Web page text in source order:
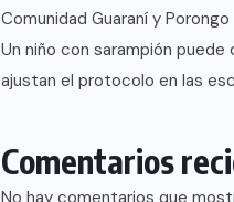
Comunidad Guaraní y Porongo
Un niño con sarampión
ajustan el protocolo en las
Comentarios
No hay comentarios que